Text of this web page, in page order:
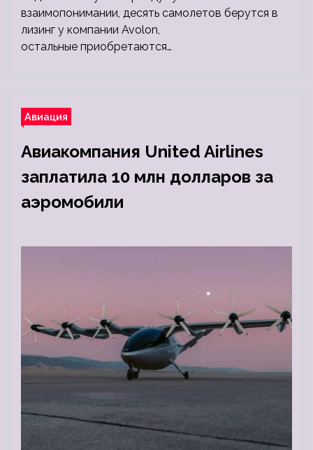
взаимопонимании, десять самолетов берутся в
лизинг у компании Avolon,
остальные приобретаются…
Авиация
Авиакомпания United Airlines
заплатила 10 млн долларов за
аэромобили